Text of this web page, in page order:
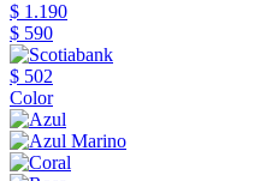
$ 1.190
$ 590
$ 502
Color